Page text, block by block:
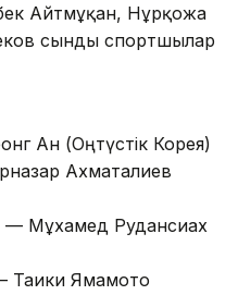
Айтмұқан, Нұрқожа
сынды спортшылар
Ан (Оңтүстік Корея)
Ахматалиев
— Мұхамед Рудансиах
Таики Ямамото